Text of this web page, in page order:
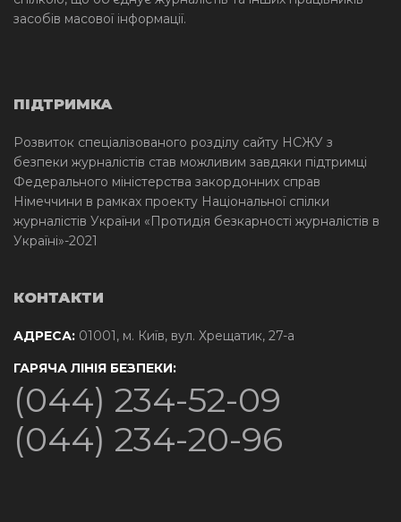
засобів масової інформації.
ПІДТРИМКА
Розвиток спеціалізованого розділу сайту НСЖУ з
безпеки журналістів став можливим завдяки підтримці
Федерального міністерства закордонних справ
Німеччини в рамках проекту Національної спілки
журналістів України «Протидія безкарності журналістів в
Україні»-2021
КОНТАКТИ
АДРЕСА: 01001, м. Київ, вул. Хрещатик, 27-а
ГАРЯЧА ЛІНІЯ БЕЗПЕКИ:
(044) 234-52-09
(044) 234-20-96